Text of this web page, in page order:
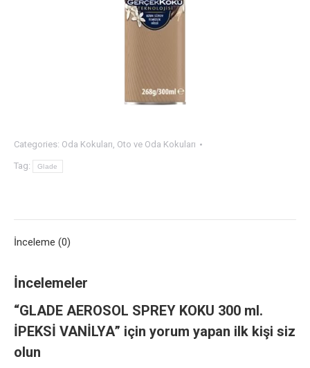
Categories: Oda Kokuları, Oto ve Oda Kokuları
Tag: Glade
İnceleme (0)
İncelemeler
“GLADE AEROSOL SPREY KOKU 300 ml.
İPEKSİ VANİLYA” için yorum yapan ilk kişi siz
olun